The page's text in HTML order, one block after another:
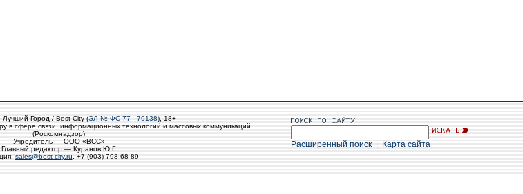
Лучший Город / Best City (ЭЛ № ФС 77 - 79138), 18+
в сфере связи, информационных технологий и массовых коммуникаций
(Роскомнадзор)
Учредитель — ООО «ВСС»
Главный редактор — Куранов Ю.Г.
sales@best-city.ru , +7 (903) 798-68-89
Расширенный поиск Карта сайта